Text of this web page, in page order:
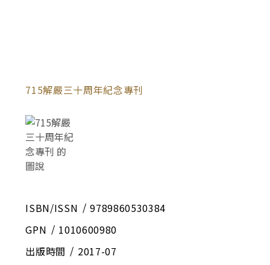
715解嚴三十周年紀念專刊
ISBN/ISSN
9789860530384
GPN
1010600980
出版時間
2017-07